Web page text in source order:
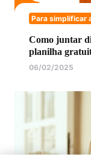
Para simplificar
Como juntar
planilha
06/02/2025